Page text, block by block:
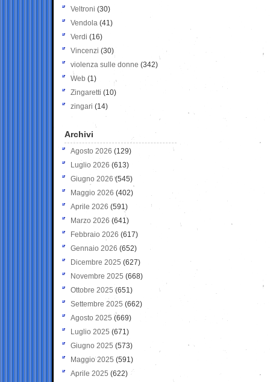
Veltroni (30)
Vendola (41)
Verdi (16)
Vincenzi (30)
violenza sulle donne (342)
Web (1)
Zingaretti (10)
zingari (14)
Archivi
Agosto 2026 (129)
Luglio 2026 (613)
Giugno 2026 (545)
Maggio 2026 (402)
Aprile 2026 (591)
Marzo 2026 (641)
Febbraio 2026 (617)
Gennaio 2026 (652)
Dicembre 2025 (627)
Novembre 2025 (668)
Ottobre 2025 (651)
Settembre 2025 (662)
Agosto 2025 (669)
Luglio 2025 (671)
Giugno 2025 (573)
Maggio 2025 (591)
Aprile 2025 (622)